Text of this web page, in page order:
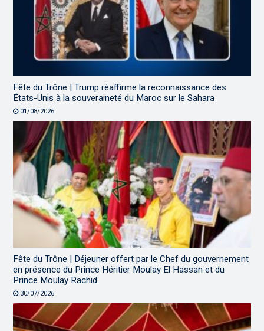
Fête du Trône | Trump réaffirme la reconnaissance des
États-Unis à la souveraineté du Maroc sur le Sahara
01/08/2026
Fête du Trône | Déjeuner offert par le Chef du gouvernement
en présence du Prince Héritier Moulay El Hassan et du
Prince Moulay Rachid
30/07/2026